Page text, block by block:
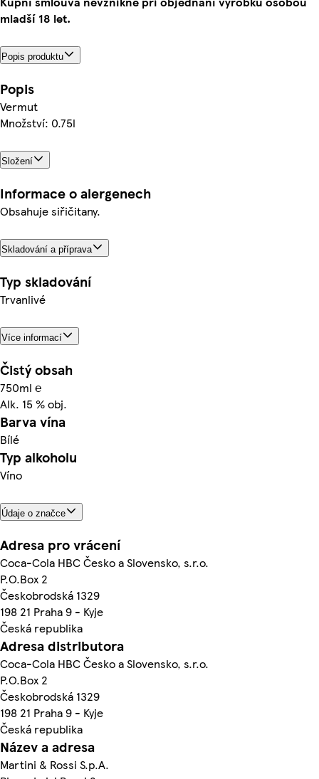
mladší 18 let.
Popis produktu
Popis
Vermut
Množství: 0.75l
Složení
Informace o alergenech
Obsahuje siřičitany.
Skladování a příprava
Typ skladování
Trvanlivé
Více informací
Čistý obsah
750ml ℮
Alk. 15 % obj.
Barva vína
Bílé
Typ alkoholu
Víno
Údaje o značce
Adresa pro vrácení
Coca-Cola HBC Česko a Slovensko, s.r.o.
P.O.Box 2
Českobrodská 1329
198 21 Praha 9 - Kyje
Česká republika
Adresa distributora
Coca-Cola HBC Česko a Slovensko, s.r.o.
P.O.Box 2
Českobrodská 1329
198 21 Praha 9 - Kyje
Česká republika
Název a adresa
Martini & Rossi S.p.A.